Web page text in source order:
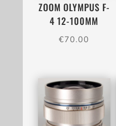
ZOOM OLYMPUS F-
4 12-100MM
€70.00